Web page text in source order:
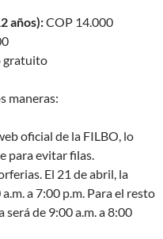
años):COP 14.000
gratuito
maneras:
oficial de la FILBO, lo
para evitar filas.
El 21 de abril, la
a 7:00 p.m. Para el resto
de 9:00 a.m. a 8:00